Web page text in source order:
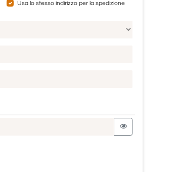
Usa lo stesso indirizzo per la spedizione
View password